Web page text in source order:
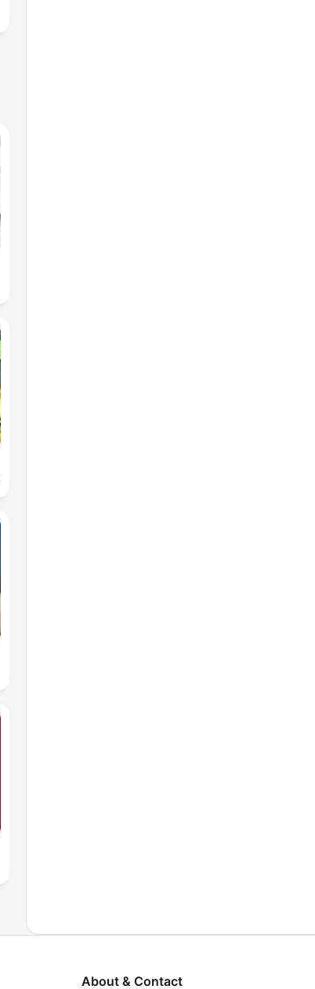
About & Contact